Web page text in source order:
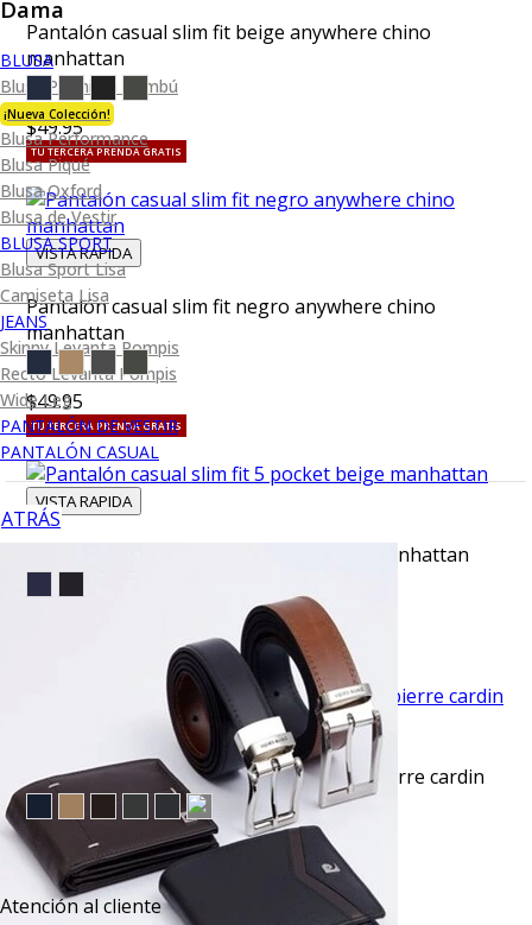
Dama
BLUSA
Blusa Premium Bambú
¡Nueva Colección!
Blusa Performance
Blusa Piqué
Blusa Oxford
Blusa de Vestir
BLUSA SPORT
Blusa Sport Lisa
Camiseta Lisa
JEANS
Skinny Levanta Pompis
Recto Levanta Pompis
Wide Leg
PANTALÓN DE VESTIR
PANTALÓN CASUAL
ATRÁS
Pantalón casual slim fit beige anywhere chino
manhattan
$49.95
TU TERCERA PRENDA GRATIS
VISTA RAPIDA
Pantalón casual slim fit negro anywhere chino
manhattan
$49.95
TU TERCERA PRENDA GRATIS
VISTA RAPIDA
Pantalón casual slim fit 5 pocket beige manhattan
TU TERCERA PRENDA GRATIS
Pantalón vestir skinny fit advance azul pierre cardin
$45.50
TU TERCERA PRENDA GRATIS
Atención al cliente